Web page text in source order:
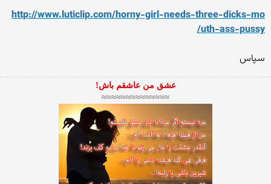
http://www.luticlip.com/horny-girl-needs-three-dicks-mo
uth-ass-pussy/
سپاس
عشق من عاشقم باش!
≈≈≈≈≈≈≈≈≈≈≈≈≈≈